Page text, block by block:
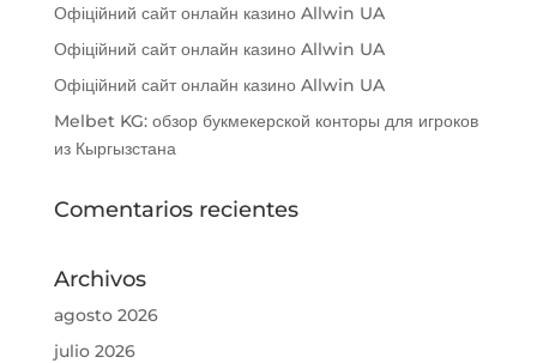
Офіційний сайт онлайн казино Allwin UA
Офіційний сайт онлайн казино Allwin UA
Офіційний сайт онлайн казино Allwin UA
Melbet KG: обзор букмекерской конторы для игроков
из Кыргызстана
Comentarios recientes
Archivos
agosto 2026
julio 2026